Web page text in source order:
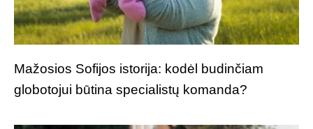
Mažosios Sofijos istorija: kodėl budinčiam
globotojui būtina specialistų komanda?